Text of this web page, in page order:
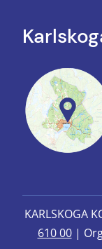
KARLSKOGA
610 00 |